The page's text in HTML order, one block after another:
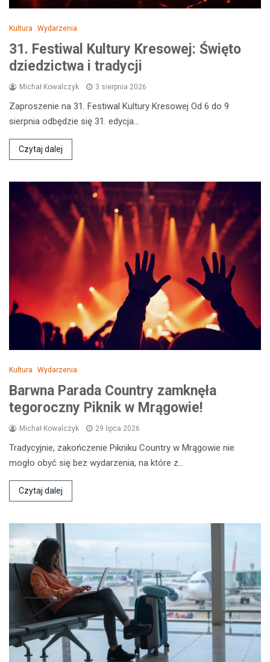
Kultura Wydarzenia
31. Festiwal Kultury Kresowej: Święto
dziedzictwa i tradycji
Michał Kowalczyk 3 sierpnia 2026
Zaproszenie na 31. Festiwal Kultury Kresowej Od 6 do 9
sierpnia odbędzie się 31. edycja…
Czytaj dalej
Kultura Wydarzenia
Barwna Parada Country zamknęła
tegoroczny Piknik w Mrągowie!
Michał Kowalczyk 29 lipca 2026
Tradycyjnie, zakończenie Pikniku Country w Mrągowie nie
mogło obyć się bez wydarzenia, na które z…
Czytaj dalej